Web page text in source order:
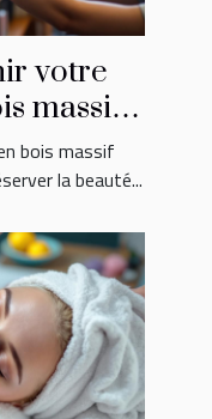
votre
massif
bois massif
la beauté...